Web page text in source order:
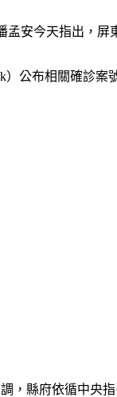
安今天指出，屏
公布相關確診
，縣府依循中央